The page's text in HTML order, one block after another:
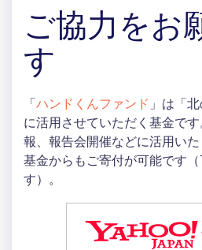
ご協力をお
す
「ハンドくんファンド」は「
に活用させていただく基金で
報、報告会開催などに活用い
基金からもご寄付が可能です
す）。